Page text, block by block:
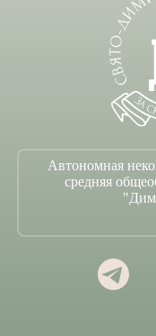
Автономная
средняя